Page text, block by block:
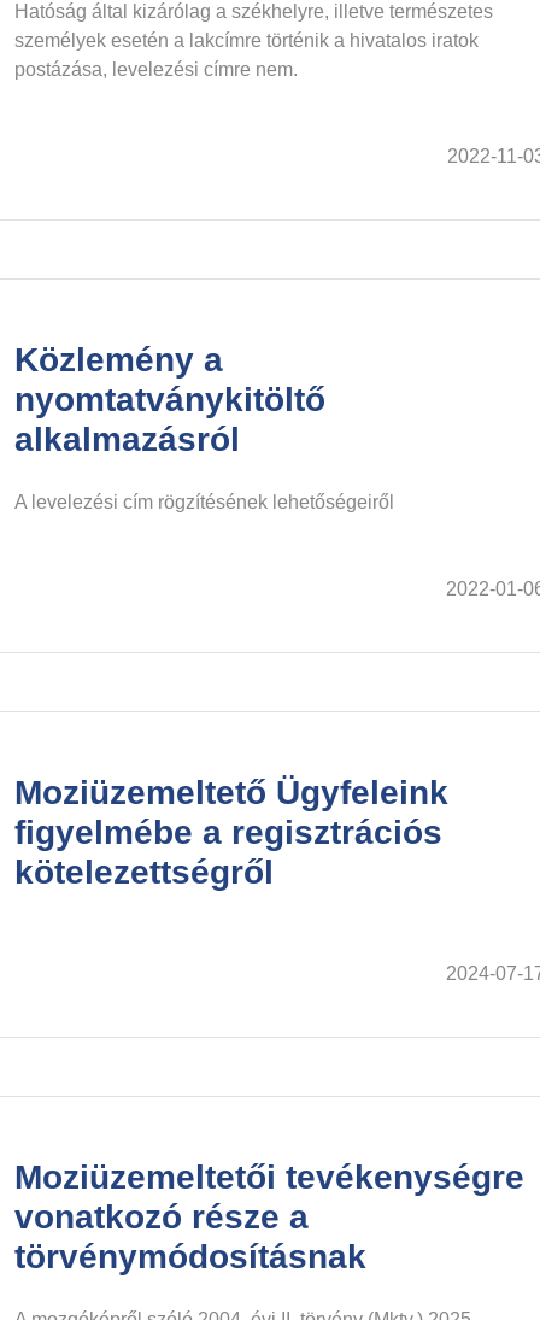
Hatóság által kizárólag a székhelyre, illetve természetes
személyek esetén a lakcímre történik a hivatalos iratok
postázása, levelezési címre nem.
2022-11-
Közlemény a
nyomtatványkitöltő
alkalmazásról
A levelezési cím rögzítésének lehetőségeiről
2022-01-
Moziüzemeltető Ügyfeleink
figyelmébe a regisztrációs
kötelezettségről
2024-07-
Moziüzemeltetői tevékenységre
vonatkozó része a
törvénymódosításnak